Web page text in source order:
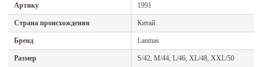
Артику 1991
Страна происхождения Китай
Бренд Lanmas
Размер S/42, M/44, L/46, XL/48, XXL/50